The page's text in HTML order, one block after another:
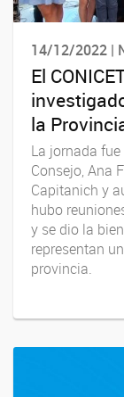
14/12/2022 |
El
la
La jornada
Consejo, Ana
Capitanich y
hubo
y se dio la
representan
provincia.